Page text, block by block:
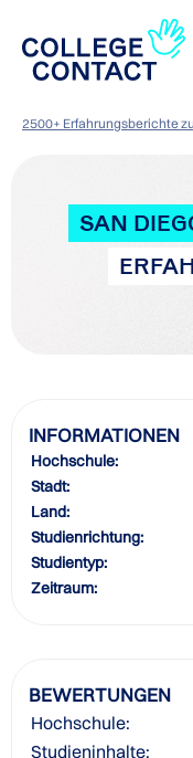
2500+ Erfahrungsberichte
SAN
INFORMATIONEN
Hochschule:
Stadt:
Land:
Studienrichtung:
Studientyp:
Zeitraum:
BEWERTUNGEN
Hochschule:
Studieninhalte: